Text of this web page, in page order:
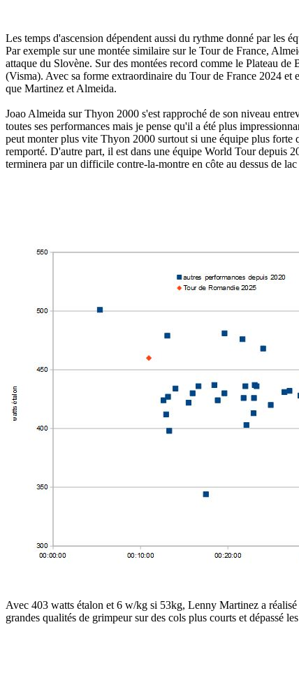
Les temps d'ascension dépendent aussi du rythme donné par les
Par exemple sur une montée similaire sur le Tour de France,
attaque du Slovène. Sur des montées record comme le Plateau
(Visma). Avec sa forme extraordinaire du Tour de France 2024
que Martinez et Almeida.
Joao Almeida sur Thyon 2000 s'est rapproché de son niveau
toutes ses performances mais je pense qu'il a été plus
peut monter plus vite Thyon 2000 surtout si une équipe plus
remporté. D'autre part, il est dans une équipe World Tour depuis
terminera par un difficile contre-la-montre en côte au dessus de
Avec 403 watts étalon et 6 w/kg si 53kg, Lenny Martinez a
grandes qualités de grimpeur sur des cols plus courts et dépassé